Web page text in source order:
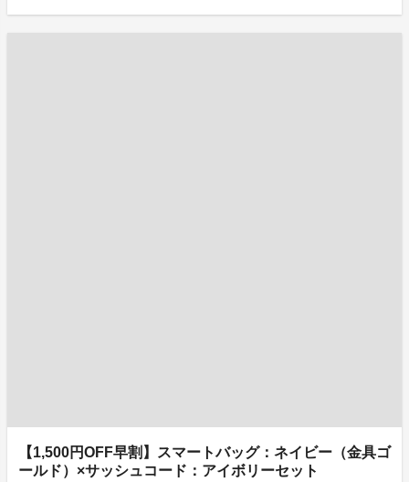
【1,500円OFF早割】スマートバッグ：ネイビー（金具ゴ
ールド）×サッシュコード：アイボリーセット